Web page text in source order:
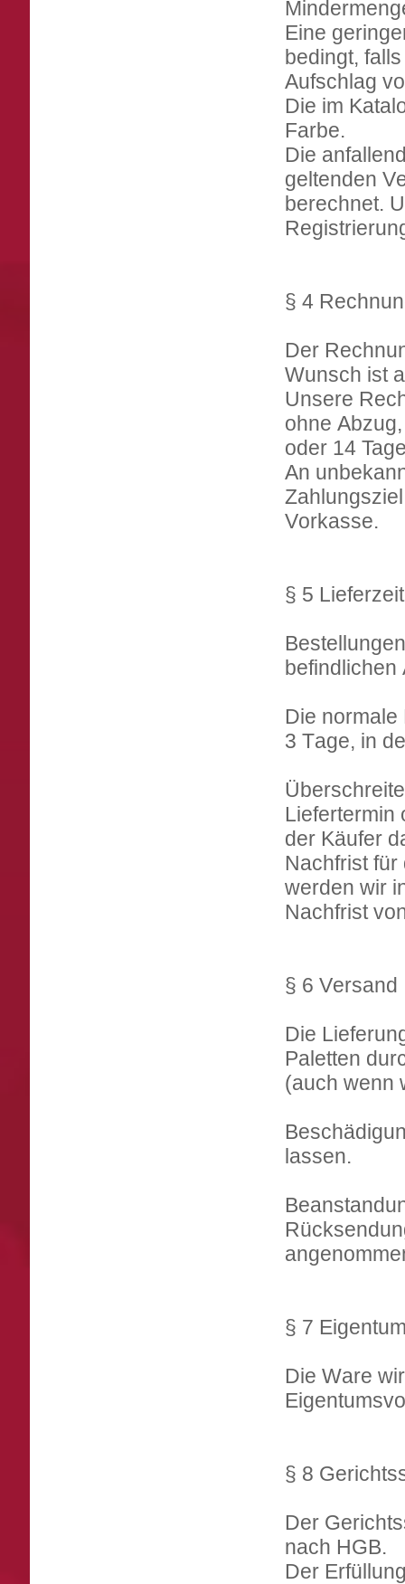
Eine
bedingt,
Aufschlag
Die im
Farbe.
Die
geltenden
berechnet.
§ 4
Der
Wunsch ist
Unsere
ohne
oder 14
An
Vorkasse.
§ 5
befindlichen
Die
3 Tage, in
Liefertermin
der Käufer
Nachfrist
werden wir
Nachfrist
§ 6 Versand
Die
Paletten
(auch wenn
lassen.
§ 7
Die Ware
§ 8
Der
nach HGB.
Der